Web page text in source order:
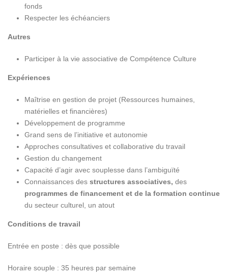
fonds
Respecter les échéanciers
Autres
Participer à la vie associative de Compétence Culture
Expériences
Maîtrise en gestion de projet (Ressources humaines,
matérielles et financières)
Développement de programme
Grand sens de l’initiative et autonomie
Approches consultatives et collaborative du travail
Gestion du changement
Capacité d’agir avec souplesse dans l’ambiguïté
Connaissances des structures associatives, des
programmes de financement et de la formation continue
du secteur culturel, un atout
Conditions de travail
Entrée en poste : dès que possible
Horaire souple : 35 heures par semaine